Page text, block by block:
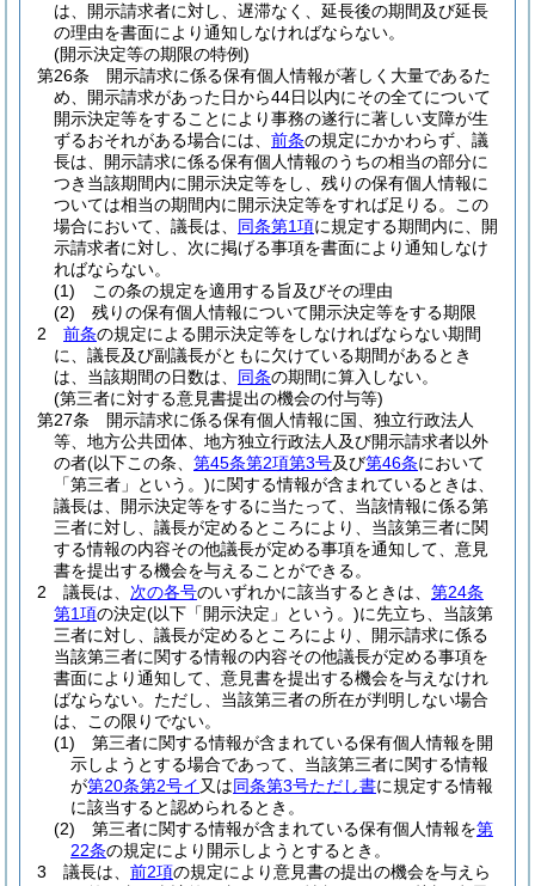
は、開示請求者に対し、遅滞なく、延長後の期間及び延長
の理由を書面により通知しなければならない。
(開示決定等の期限の特例)
第26条
開示請求に係る保有個人情報が著しく大量であるた
め、開示請求があった日から44日以内にその全てについて
開示決定等をすることにより事務の遂行に著しい支障が生
ずるおそれがある場合には、 前条の規定にかかわらず、議
長は、開示請求に係る保有個人情報のうちの相当の部分に
つき当該期間内に開示決定等をし、残りの保有個人情報に
ついては相当の期間内に開示決定等をすれば足りる。
この
場合において、議長は、 同条第1項に規定する期間内に、開
示請求者に対し、次に掲げる事項を書面により通知しなけ
ればならない。
(1)
この条の規定を適用する旨及びその理由
(2)
残りの保有個人情報について開示決定等をする期限
2
前条の規定による開示決定等をしなければならない期間
に、議長及び副議長がともに欠けている期間があるとき
は、当該期間の日数は、 同条の期間に算入しない。
(第三者に対する意見書提出の機会の付与等)
第27条
開示請求に係る保有個人情報に国、独立行政法人
等、地方公共団体、地方独立行政法人及び開示請求者以外
の者(以下この条、 第45条第2項第3号及び第46条において
「第三者」という。)に関する情報が含まれているときは、
議長は、開示決定等をするに当たって、当該情報に係る第
三者に対し、議長が定めるところにより、当該第三者に関
する情報の内容その他議長が定める事項を通知して、意見
書を提出する機会を与えることができる。
2
議長は、 次の各号のいずれかに該当するときは、 第24条
第1項の決定(以下「開示決定」という。)に先立ち、当該第
三者に対し、議長が定めるところにより、開示請求に係る
当該第三者に関する情報の内容その他議長が定める事項を
書面により通知して、意見書を提出する機会を与えなけれ
ばならない。 ただし、当該第三者の所在が判明しない場合
は、この限りでない。
(1)
第三者に関する情報が含まれている保有個人情報を開
示しようとする場合であって、当該第三者に関する情報
が第20条第2号イ 又は同条第3号ただし書に規定する情報
に該当すると認められるとき。
(2)
第三者に関する情報が含まれている保有個人情報を第
22条の規定により開示しようとするとき。
3
議長は、 前2項の規定により意見書の提出の機会を与えら